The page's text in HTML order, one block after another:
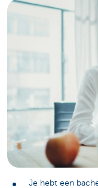
Je hebt een